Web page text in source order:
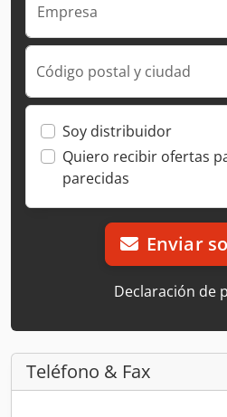
Empresa
Código postal y ciudad
Soy distribuidor
Quiero recibir ofertas
parecidas
Enviar
Declaración de
Teléfono & Fax